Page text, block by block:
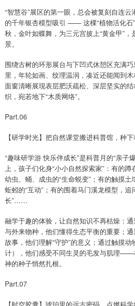
“智慧谷”展区的第一眼，总会被复刻自连云
的千年银杏模型吸引 —— 这棵“植物活化石
秋，金叶如蝶舞，为三元宫披上“黄金甲”
景。
围绕古树的环形展台与下凹式休憩区充满
里，年轮如画、纹理温润，凑近还能闻到
面窗清晰展现表层肥沃疏松、深层坚实的
织，宛若地下“木质网络”。
Part.06
【研学时光】把自然课堂搬进科普馆，种
“趣味研学游 快乐伴成长”是科普月的“亲
上，孩子们化身“小小自然探索家”：有的蹲
幼虫、蛹、成虫的“生命蜕变”；有的触摸
蚯蚓的“互动”；有的围着马门溪龙模型，追
长”……
融学于趣的体验，让自然知识不再枯燥：
与外来物种，他们懂得生态平衡的重要；
故事，他们理解“守护”的意义；通过触摸
计），他们感受不同生灵的毛发与肌理——
神的种子悄然扎根。
Part.07
【时空胶囊】琥珀里的远古密码，点燃科